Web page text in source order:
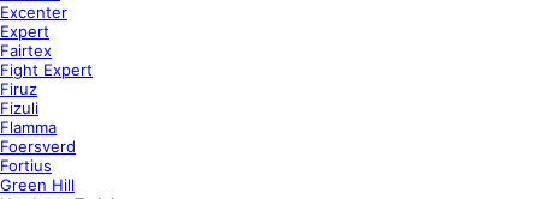
Excenter
Expert
Fairtex
Fight Expert
Firuz
Fizuli
Flamma
Foersverd
Fortius
Green Hill